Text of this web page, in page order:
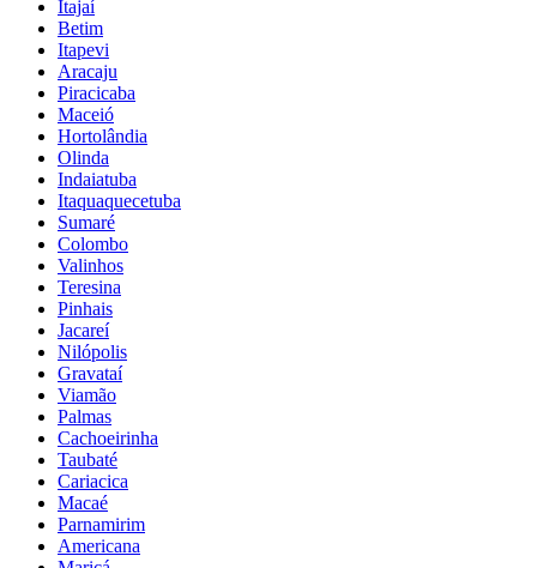
Itajaí
Betim
Itapevi
Aracaju
Piracicaba
Maceió
Hortolândia
Olinda
Indaiatuba
Itaquaquecetuba
Sumaré
Colombo
Valinhos
Teresina
Pinhais
Jacareí
Nilópolis
Gravataí
Viamão
Palmas
Cachoeirinha
Taubaté
Cariacica
Macaé
Parnamirim
Americana